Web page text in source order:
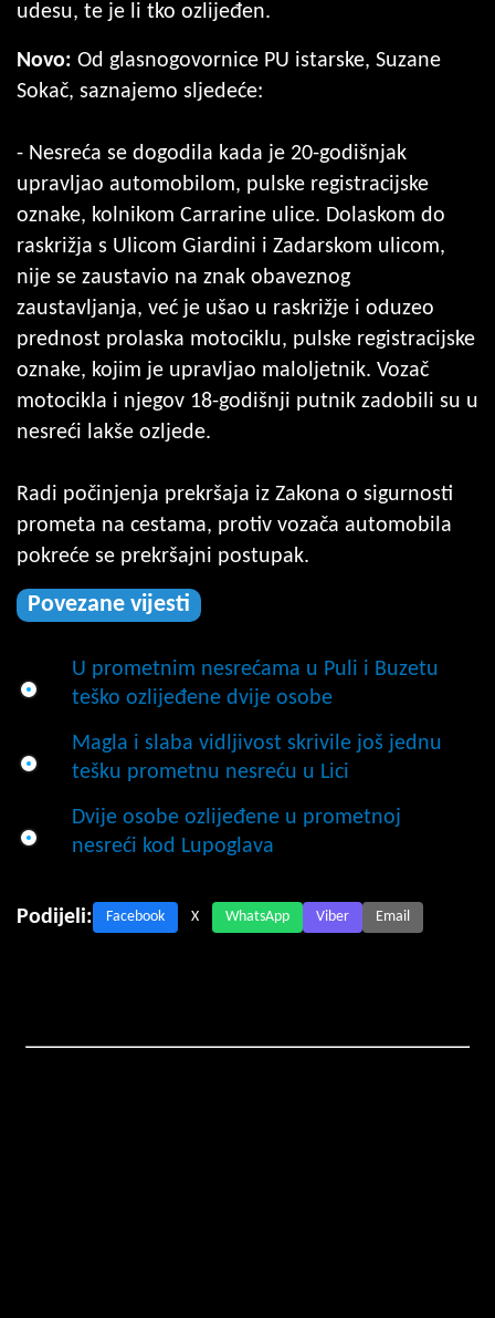
udesu, te je li tko ozlijeđen.
Novo: Od glasnogovornice PU istarske, Suzane
Sokač, saznajemo sljedeće:
- Nesreća se dogodila kada je 20-godišnjak
upravljao automobilom, pulske registracijske
oznake, kolnikom Carrarine ulice. Dolaskom do
raskrižja s Ulicom Giardini i Zadarskom ulicom,
nije se zaustavio na znak obaveznog
zaustavljanja, već je ušao u raskrižje i oduzeo
prednost prolaska motociklu, pulske registracijske
oznake, kojim je upravljao maloljetnik. Vozač
motocikla i njegov 18-godišnji putnik zadobili su u
nesreći lakše ozljede.
Radi počinjenja prekršaja iz Zakona o sigurnosti
prometa na cestama, protiv vozača automobila
pokreće se prekršajni postupak.
Povezane vijesti
U prometnim nesrećama u Puli i Buzetu
teško ozlijeđene dvije osobe
Magla i slaba vidljivost skrivile još jednu
tešku prometnu nesreću u Lici
Dvije osobe ozlijeđene u prometnoj
nesreći kod Lupoglava
Podijeli: Facebook X WhatsApp Viber Email